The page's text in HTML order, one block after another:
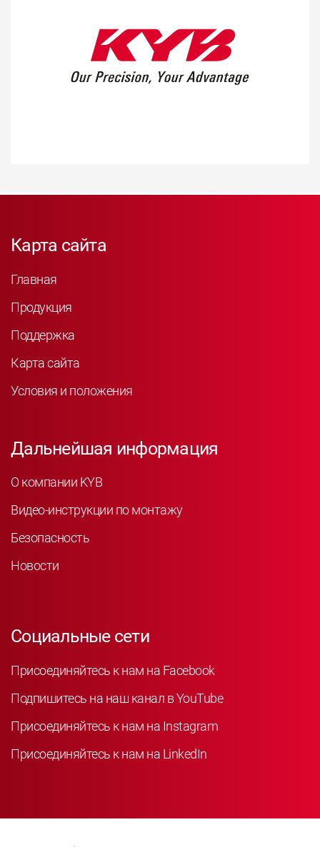
Карта сайта
Главная
Продукция
Поддержка
Карта сайта
Условия и положения
Дальнейшая информация
О компании KYB
Видео-инструкции по монтажу
Безопасность
Новости
Социальные сети
Присоединяйтесь к нам на Facebook
Подпишитесь на наш канал в YouTube
Присоединяйтесь к нам на Instagram
Присоединяйтесь к нам на LinkedIn